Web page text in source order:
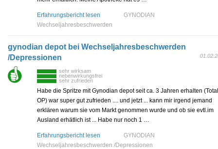
Erfahrungsbericht lesen
GYNODIAN
Wechseljahresbeschwerden
gynodian depot bei Wechseljahresbeschwerden
/Depressionen
sehr wirksam
nebenwirkungsfrei
sehr zufrieden
Habe die Spritze mit Gynodian depot seit ca. 3 Jahren erhalten (Total
OP) war super gut zufrieden .... und jetzt ... kann mir irgend jemand
erklären warum sie vom Markt genommen wurde und ob sie evtl.im
Ausland erhätlich ist ... Habe nur noch 1 …
Erfahrungsbericht lesen
GYNODIAN
Wechseljahresbeschwerden /Depressionen